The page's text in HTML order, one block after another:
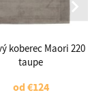
koberec Maori 220
taupe
od€124